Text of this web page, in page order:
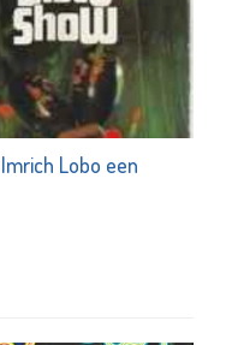
Lobo een